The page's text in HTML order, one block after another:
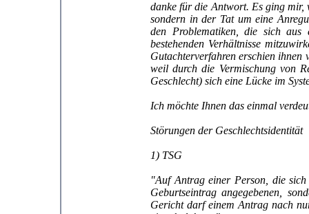
danke für die Antwort. Es ging mir,
sondern in der Tat um eine
den Problematiken, die sich
bestehenden Verhältnisse
Gutachterverfahren erschien ihnen
weil durch die Vermischung von
Geschlecht) sich eine Lücke im
Ich möchte Ihnen das einmal
Störungen der Geschlechtsidentität
1) TSG
"Auf Antrag einer Person, die
Geburtseintrag angegebenen,
Gericht darf einem Antrag nach